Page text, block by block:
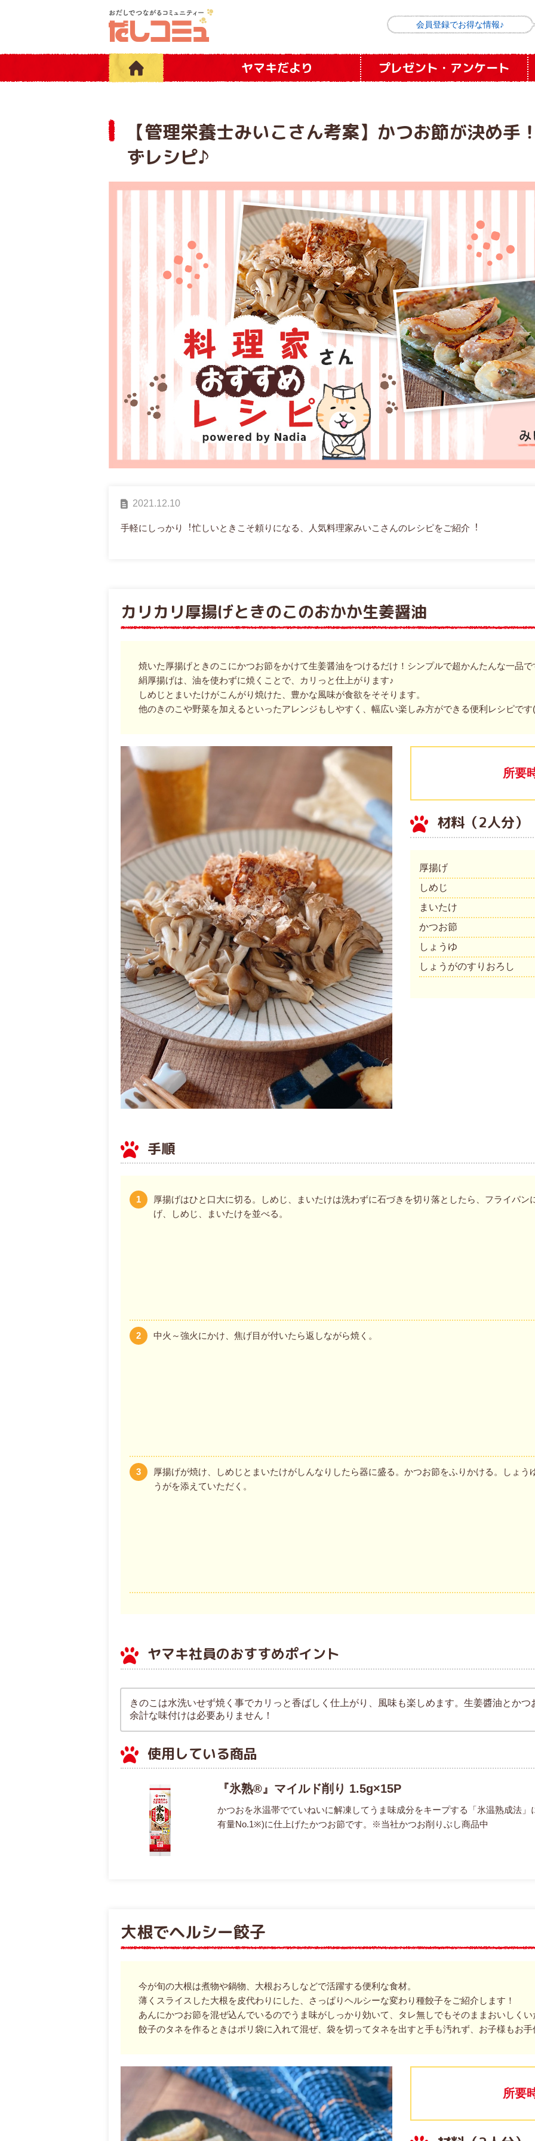
会員登録でお得な情報♪
ヤマキだより プレゼント ・ アンケート
【管理栄養士みいこさん考案】かつお節が決め手
ずレシピ♪
2021.12.10
⼿軽にしっかり︕忙しいときこそ頼りになる、⼈気料理家みいこさんのレシピをご紹介︕
カリカリ厚揚げときのこのおかか生姜醤油
焼いた厚揚げときのこにかつお節をかけて生姜醤油をつけるだけ！シンプルで超かんたんな一品で
絹厚揚げは、油を使わずに焼くことで、カリっと仕上がります♪
しめじとまいたけがこんがり焼けた、豊かな風味が食欲をそそります。
他のきのこや野菜を加えるといったアレンジもしやすく、幅広い楽しみ方ができる便利レシピです
所要
材料（2人分）
厚揚げ
しめじ
まいたけ
かつお節
しょうゆ
しょうがのすりおろし
手順
1
厚揚げはひと口大に切る。しめじ、まいたけは洗わずに石づきを切り落としたら、フライパン
げ、しめじ、まいたけを並べる。
2 中火～強火にかけ、焦げ目が付いたら返しながら焼く。
3
厚揚げが焼け、しめじとまいたけがしんなりしたら器に盛る。かつお節をふりかける。しょう
うがを添えていただく。
ヤマキ社員のおすすめポイント
きのこは水洗いせず焼く事でカリっと香ばしく仕上がり、風味も楽しめます。生姜醬油とか
余計な味付けは必要ありません！
使用している商品
『氷熟®』マイルド削り 1.5g×15P
かつおを氷温帯でていねいに解凍してうま味成分をキープする「氷温熟成法
有量No.1※)に仕上げたかつお節です。※当社かつお削りぶし商品中
大根でヘルシー餃子
今が旬の大根は煮物や鍋物、大根おろしなどで活躍する便利な食材。
薄くスライスした大根を皮代わりにした、さっぱりヘルシーな変わり種餃子をご紹介します！
あんにかつお節を混ぜ込んでいるのでうま味がしっかり効いて、タレ無しでもそのままおいしく
餃子のタネを作るときはポリ袋に入れて混ぜ、袋を切ってタネを出すと手も汚れず、お子様もお
所要